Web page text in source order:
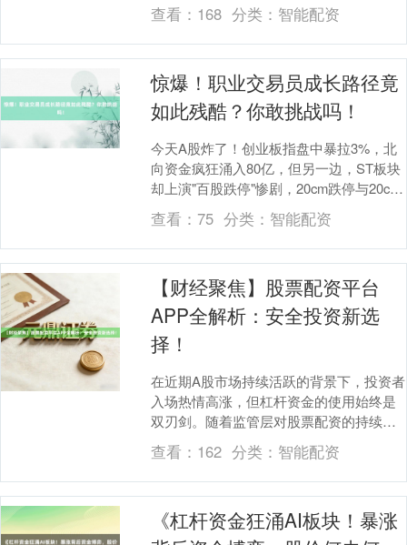
融板块却....
查看： 168 分类： 智能配资
惊爆！职业交易员成长路径竟
如此残酷？你敢挑战吗！
今天A股炸了！创业板指盘中暴拉3%，北
向资金疯狂涌入80亿，但另一边，ST板块
却上演"百股跌停"惨剧，20cm跌停与20cm
涨停在同一片市场共舞。这不是普通股
民....
查看：75 分类： 智能配资
【财经聚焦】股票配资平台
APP全解析：安全投资新选
择！
在近期A股市场持续活跃的背景下，投资者
入场热情高涨，但杠杆资金的使用始终是
双刃剑。随着监管层对股票配资的持续高
压整治，合规股票配资平台APP正成为投
资者寻求安全....
查看： 162 分类： 智能配资
《杠杆资金狂涌AI板块！暴涨
上证综指 3966.59 +26.56 +0.67%